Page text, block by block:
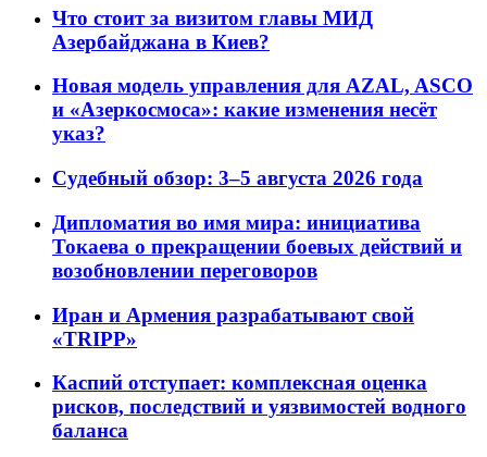
Что стоит за визитом главы МИД
Азербайджана в Киев?
Новая модель управления для AZAL, ASCO
и «Азеркосмоса»: какие изменения несёт
указ?
Судебный обзор: 3–5 августа 2026 года
Дипломатия во имя мира: инициатива
Токаева о прекращении боевых действий и
возобновлении переговоров
Иран и Армения разрабатывают свой
«TRIPP»
Каспий отступает: комплексная оценка
рисков, последствий и уязвимостей водного
баланса